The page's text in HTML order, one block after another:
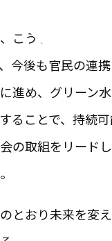
こうしたエネル
今後も官民の連
進め、グリーン
ることで、持続
の取組をリード
とおり未来を変